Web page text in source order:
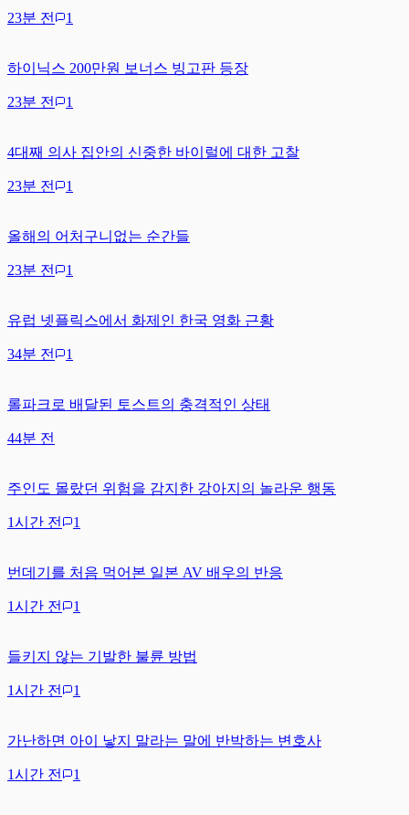
23분 전 1
하이닉스 200만원 보너스 빙고판 등장
23분 전 1
4대째 의사 집안의 신중한 바이럴에 대한 고찰
23분 전 1
올해의 어처구니없는 순간들
23분 전 1
유럽 넷플릭스에서 화제인 한국 영화 근황
34분 전 1
롤파크로 배달된 토스트의 충격적인 상태
44분 전
주인도 몰랐던 위험을 감지한 강아지의 놀라운 행동
1시간 전 1
번데기를 처음 먹어본 일본 AV 배우의 반응
1시간 전 1
들키지 않는 기발한 불륜 방법
1시간 전 1
가난하면 아이 낳지 말라는 말에 반박하는 변호사
1시간 전 1